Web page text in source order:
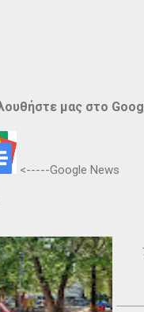
μας στο
<-----Google News